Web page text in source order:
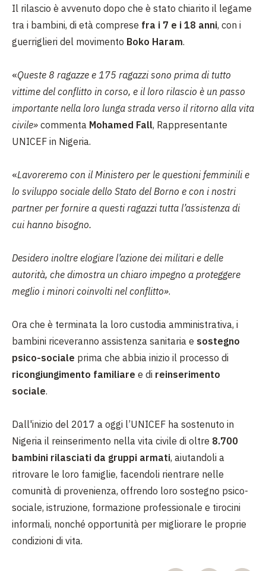
Il rilascio è avvenuto dopo che è stato chiarito il legame
tra i bambini, di età comprese fra i 7 e i 18 anni, con i
guerriglieri del movimento Boko Haram.
«Queste 8 ragazze e 175 ragazzi sono prima di tutto
vittime del conflitto in corso, e il loro rilascio è un passo
importante nella loro lunga strada verso il ritorno alla vita
civile» commenta Mohamed Fall, Rappresentante
UNICEF in Nigeria.
«Lavoreremo con il Ministero per le questioni femminili e
lo sviluppo sociale dello Stato del Borno e con i nostri
partner per fornire a questi ragazzi tutta l’assistenza di
cui hanno bisogno.
Desidero inoltre elogiare l’azione dei militari e delle
autorità, che dimostra un chiaro impegno a proteggere
meglio i minori coinvolti nel conflitto».
Ora che è terminata la loro custodia amministrativa, i
bambini riceveranno assistenza sanitaria e sostegno
psico-sociale prima che abbia inizio il processo di
ricongiungimento familiare e di reinserimento
sociale.
Dall'inizio del 2017 a oggi l’UNICEF ha sostenuto in
Nigeria il reinserimento nella vita civile di oltre 8.700
bambini rilasciati da gruppi armati, aiutandoli a
ritrovare le loro famiglie, facendoli rientrare nelle
comunità di provenienza, offrendo loro sostegno psico-
sociale, istruzione, formazione professionale e tirocini
informali, nonché opportunità per migliorare le proprie
condizioni di vita.